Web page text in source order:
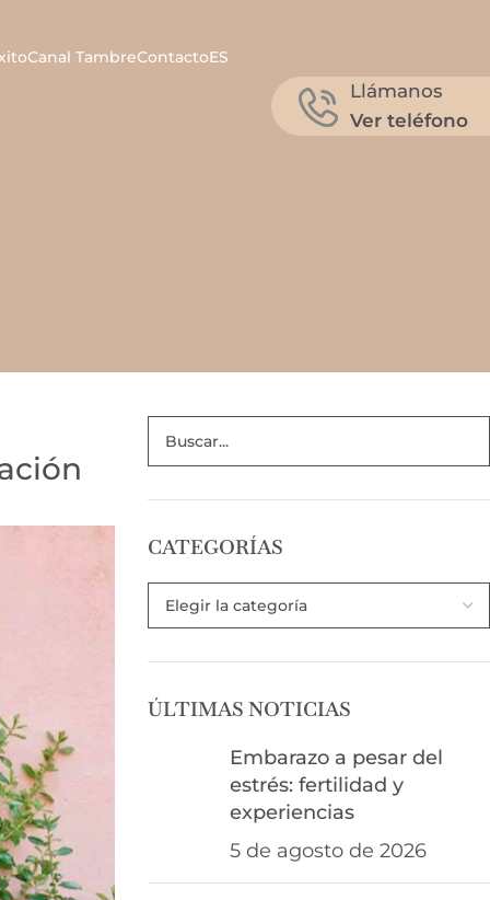
Canal TambreContactoES
Llámanos
Ver teléfono
CATEGORÍAS
ÚLTIMAS NOTICIAS
Embarazo a pesar del
estrés: fertilidad y
experiencias
5 de agosto de 2026